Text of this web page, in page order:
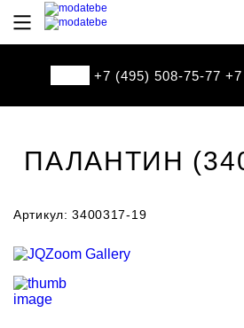
+7 (495) 508-75-77
ПАЛАНТИН
Артикул: 3400317-19